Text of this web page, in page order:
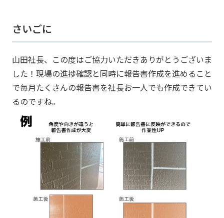
さいごに
山田社長、この度はご協力いただきありがとうございま
した！現場の進捗確認と同時に報告書作成を進めること
で毎月たくさんの報告書を社長お一人でも作成できてい
るのですね。